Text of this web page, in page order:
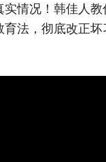
实情况！韩佳人
育法，彻底改正